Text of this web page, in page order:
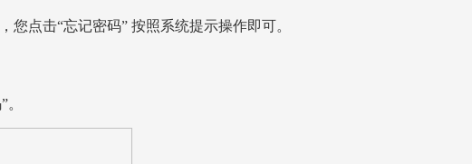
您点击“忘记密码” 按照系统提示操作即可。